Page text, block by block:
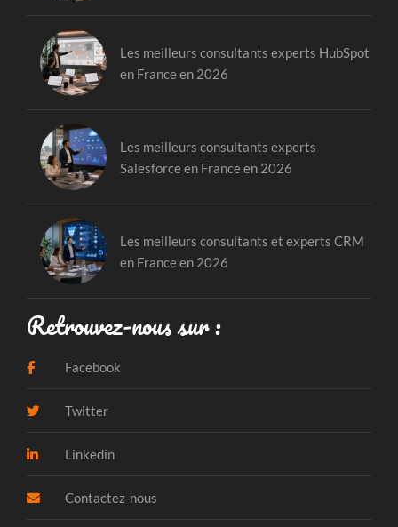
Les meilleurs consultants experts HubSpot
en France en 2026
Les meilleurs consultants experts
Salesforce en France en 2026
Les meilleurs consultants et experts CRM
en France en 2026
Retrouvez-nous sur :
Facebook
Twitter
Linkedin
Contactez-nous